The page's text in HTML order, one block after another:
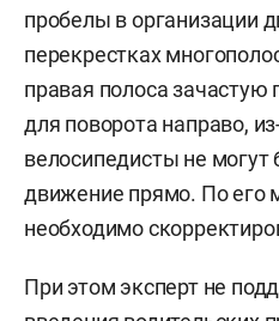
пробелы в организации
перекрестках
правая полоса зачастую
для поворота направо,
велосипедисты не могут
движение прямо. По его
необходимо
При этом эксперт не